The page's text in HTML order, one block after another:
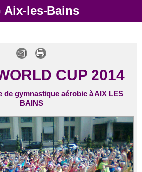
Aix-les-Bains
CUP 2014
de gymnastique aérobic à AIX LES
BAINS